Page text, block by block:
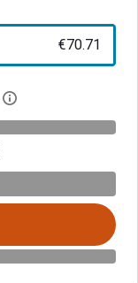
€70.71
Abre el cuadro de